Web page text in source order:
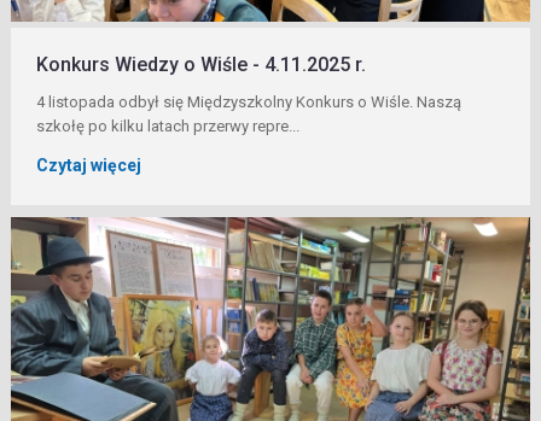
Konkurs Wiedzy o Wiśle - 4.11.2025 r.
4 listopada odbył się Międzyszkolny Konkurs o Wiśle. Naszą
szkołę po kilku latach przerwy repre...
Czytaj więcej